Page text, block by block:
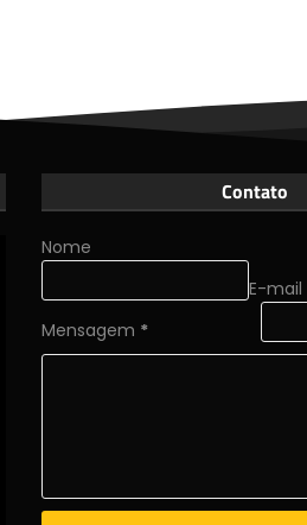
Contato
Nome
E-mail
Mensagem *